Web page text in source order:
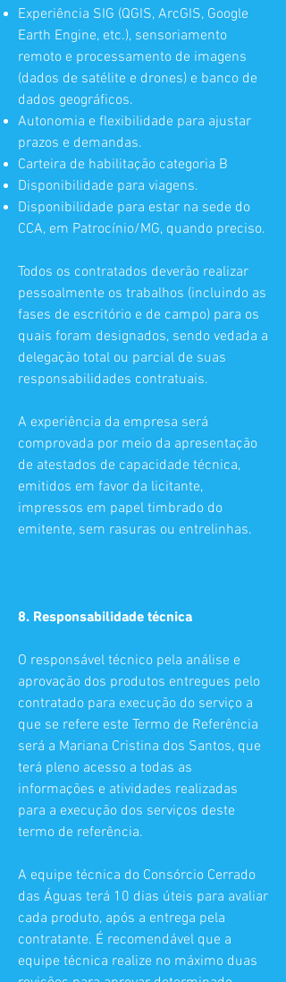
Experiência SIG (QGIS, ArcGIS, Google
Earth Engine, etc.), sensoriamento
remoto e processamento de imagens
(dados de satélite e drones) e banco de
dados geográficos.
Autonomia e flexibilidade para ajustar
prazos e demandas.
Carteira de habilitação categoria B
Disponibilidade para viagens.
Disponibilidade para estar na sede do
CCA, em Patrocínio/MG, quando preciso.
Todos os contratados deverão realizar
pessoalmente os trabalhos (incluindo as
fases de escritório e de campo) para os
quais foram designados, sendo vedada a
delegação total ou parcial de suas
responsabilidades contratuais.
A experiência da empresa será
comprovada por meio da apresentação
de atestados de capacidade técnica,
emitidos em favor da licitante,
impressos em papel timbrado do
emitente, sem rasuras ou entrelinhas.
8. Responsabilidade técnica
O responsável técnico pela análise e
aprovação dos produtos entregues pelo
contratado para execução do serviço a
que se refere este Termo de Referência
será a Mariana Cristina dos Santos, que
terá pleno acesso a todas as
informações e atividades realizadas
para a execução dos serviços deste
termo de referência.
A equipe técnica do Consórcio Cerrado
das Águas terá 10 dias úteis para avaliar
cada produto, após a entrega pela
contratante. É recomendável que a
equipe técnica realize no máximo duas